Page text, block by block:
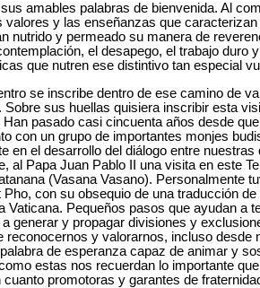
amables palabras de bienvenida. Al
valores y las enseñanzas que
nutrido y permeado su manera de
el desapego, el trabajo
que nutren ese distintivo tan especial
se inscribe dentro de ese camino de
Sobre sus huellas quisiera inscribir esta
pasado casi cincuenta años desde
con un grupo de importantes monjes
en el desarrollo del diálogo entre
al Papa Juan Pablo II una visita en este
(Vasana Vasano). Personalmente
Pho, con su obsequio de una traducción
Vaticana. Pequeños pasos que ayudan a
generar y propagar divisiones y
reconocernos y valorarnos, incluso
de esperanza capaz de animar y
estas nos recuerdan lo importante
cuanto promotoras y garantes de